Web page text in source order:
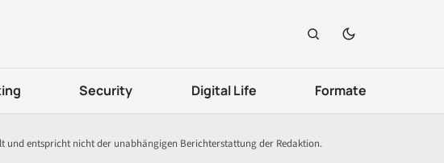
Security Digital Life Formate
und entspricht nicht der unabhängigen Berichterstattung der Redaktion.